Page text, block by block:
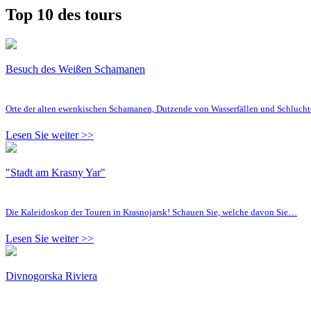
Top 10 des tours
Besuch des Weißen Schamanen
Orte der alten ewenkischen Schamanen, Dutzende von Wasserfällen und
Lesen Sie weiter >>
"Stadt am Krasny Yar"
Die Kaleidoskop der Touren in Krasnojarsk! Schauen Sie, welche davon Sie…
Lesen Sie weiter >>
Divnogorska Riviera